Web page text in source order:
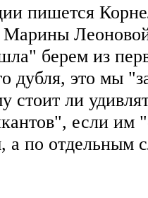
пишется
Марины
берем из
дубля, это мы
стоит ли
если им
а по отдельным